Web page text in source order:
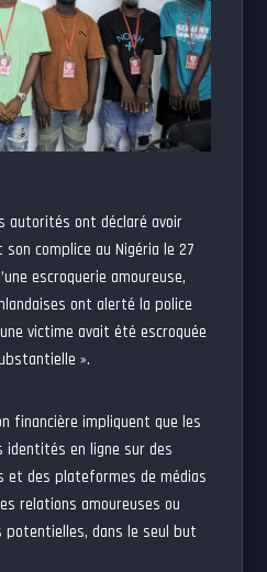
autorités ont déclaré avoir
complice au Nigéria le 27
escroquerie amoureuse,
ont alerté la police
victime avait été escroquée
».
financière impliquent que les
identités en ligne sur des
et des plateformes de médias
relations amoureuses ou
dans le seul but